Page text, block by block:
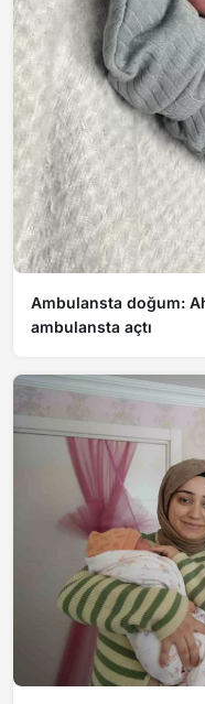
Ambulansta doğum:
ambulansta açtı